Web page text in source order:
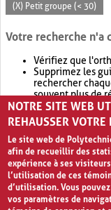
(X) Petit groupe (< 30)
Votre recherche n'a
Vérifiez que
Supprimez les
rechercher
souvent plus de
Envisagez
retournera
NOTRE SITE WEB
REHAUSSER
Le site web de
afin de recueillir des
expérience à ses
l’utilisation de ces
d’utilisation. Vous
vos paramètres de